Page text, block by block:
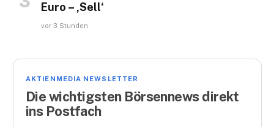
Euro – ‚Sell‘
vor 3 Stunden
AKTIENMEDIA NEWSLETTER
Die wichtigsten Börsennews direkt
ins Postfach